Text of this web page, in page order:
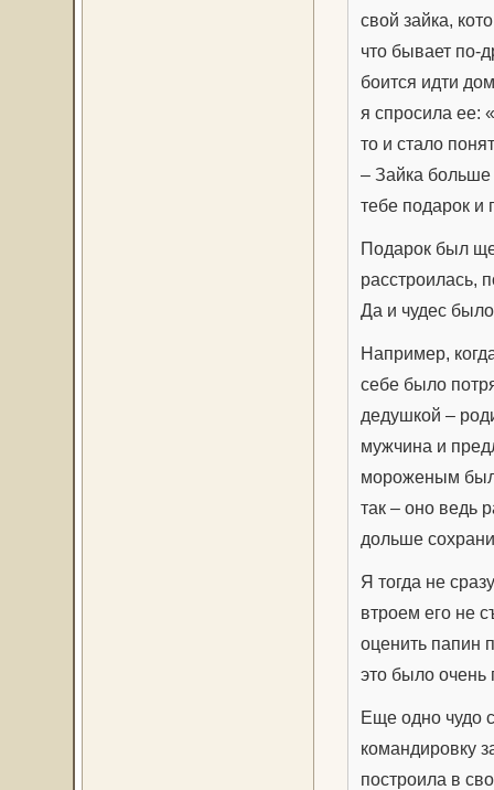
свой зайка,
что бывает по-
боится идти
я спросила ее:
то и стало
– Зайка
тебе подарок и
Подарок был
расстроилась,
Да и чудес
Например,
себе было
дедушкой –
мужчина и
мороженым
так – оно ведь
дольше
Я тогда не
втроем его не
оценить папин
это было очень
Еще одно чудо
командировку
построила в